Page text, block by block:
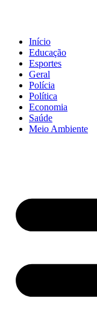
Início
Educação
Esportes
Geral
Polícia
Política
Economia
Saúde
Meio Ambiente